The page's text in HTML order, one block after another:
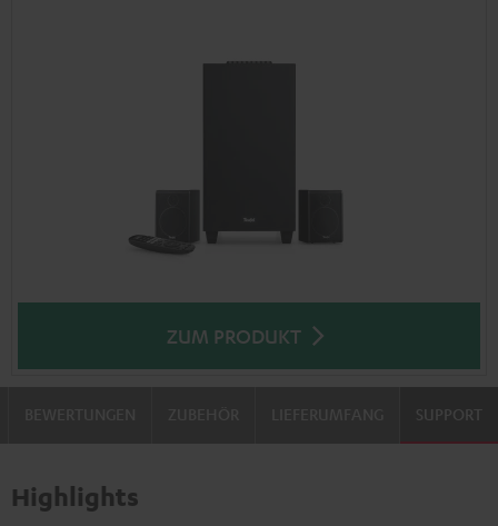
ZUM PRODUKT
SUPPORT
Highlights